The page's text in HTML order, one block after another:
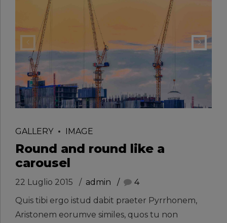
GALLERY IMAGE
Round and round like a
carousel
22 Luglio 2015 admin
4
Quis tibi ergo istud dabit praeter Pyrrhonem,
Aristonem eorumve similes, quos tu non